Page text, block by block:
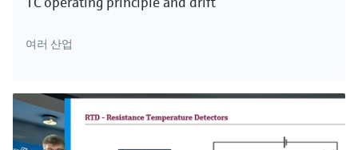
여러 산업